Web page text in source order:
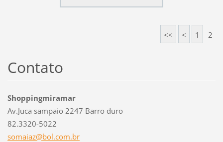
<< < 1 2
Contato
Shoppingmiramar
Av.Juca sampaio 2247 Barro duro
82.3320-5022
somaiaz@bol.com.br